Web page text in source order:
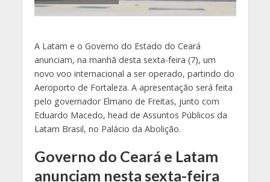
A Latam e o Governo do Estado do Ceará
anunciam, na manhã desta sexta-feira (7), um
novo voo internacional a ser operado, partindo do
Aeroporto de Fortaleza. A apresentação será feita
pelo governador Elmano de Freitas, junto com
Eduardo Macedo, head de Assuntos Públicos da
Latam Brasil, no Palácio da Abolição.
Governo do Ceará e Latam
anunciam nesta sexta-feira